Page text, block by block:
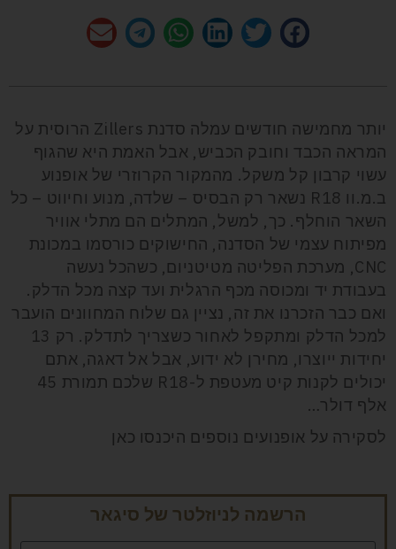
יותר מחמישה חודשים עמלה סדנת Zillers הרוסית על
המראה הכבד וחובק הכביש, אבל האמת היא שהגוף
עשוי קרבון קל משקל. מהמקור הקרוזרי של אופנוע
ב.מ.וו R18 נשאר רק הבסיס – שלדה, מנוע וחיווט – כל
השאר הוחלף. כך, למשל, המתלים הם מתלי אוויר
מפיתוח עצמי של הסדנה, החישוקים כורסמו במכונת
CNC, מערכת הפליטה מטיטניום, כשהכל נעשה
בעבודת יד ומכוסה מכף הרגלית ועד קצה מכל הדלק.
ואם כבר הזכרנו את זה, נציין גם שלוח המחוונים הועבר
למכל הדלק ומתקפל לאחור כשצריך לתדלק. רק 13
יחידות ייוצרו, מחירן לא ידוע, אבל אל דאגה, אתם
יכולים לקנות קיט מעטפת ל-R18 שלכם תמורת 45
אלף דולר…
לסקירה על אופנועים נוספים היכנסו כאן
הרשמה לניוזלטר של סיגאר